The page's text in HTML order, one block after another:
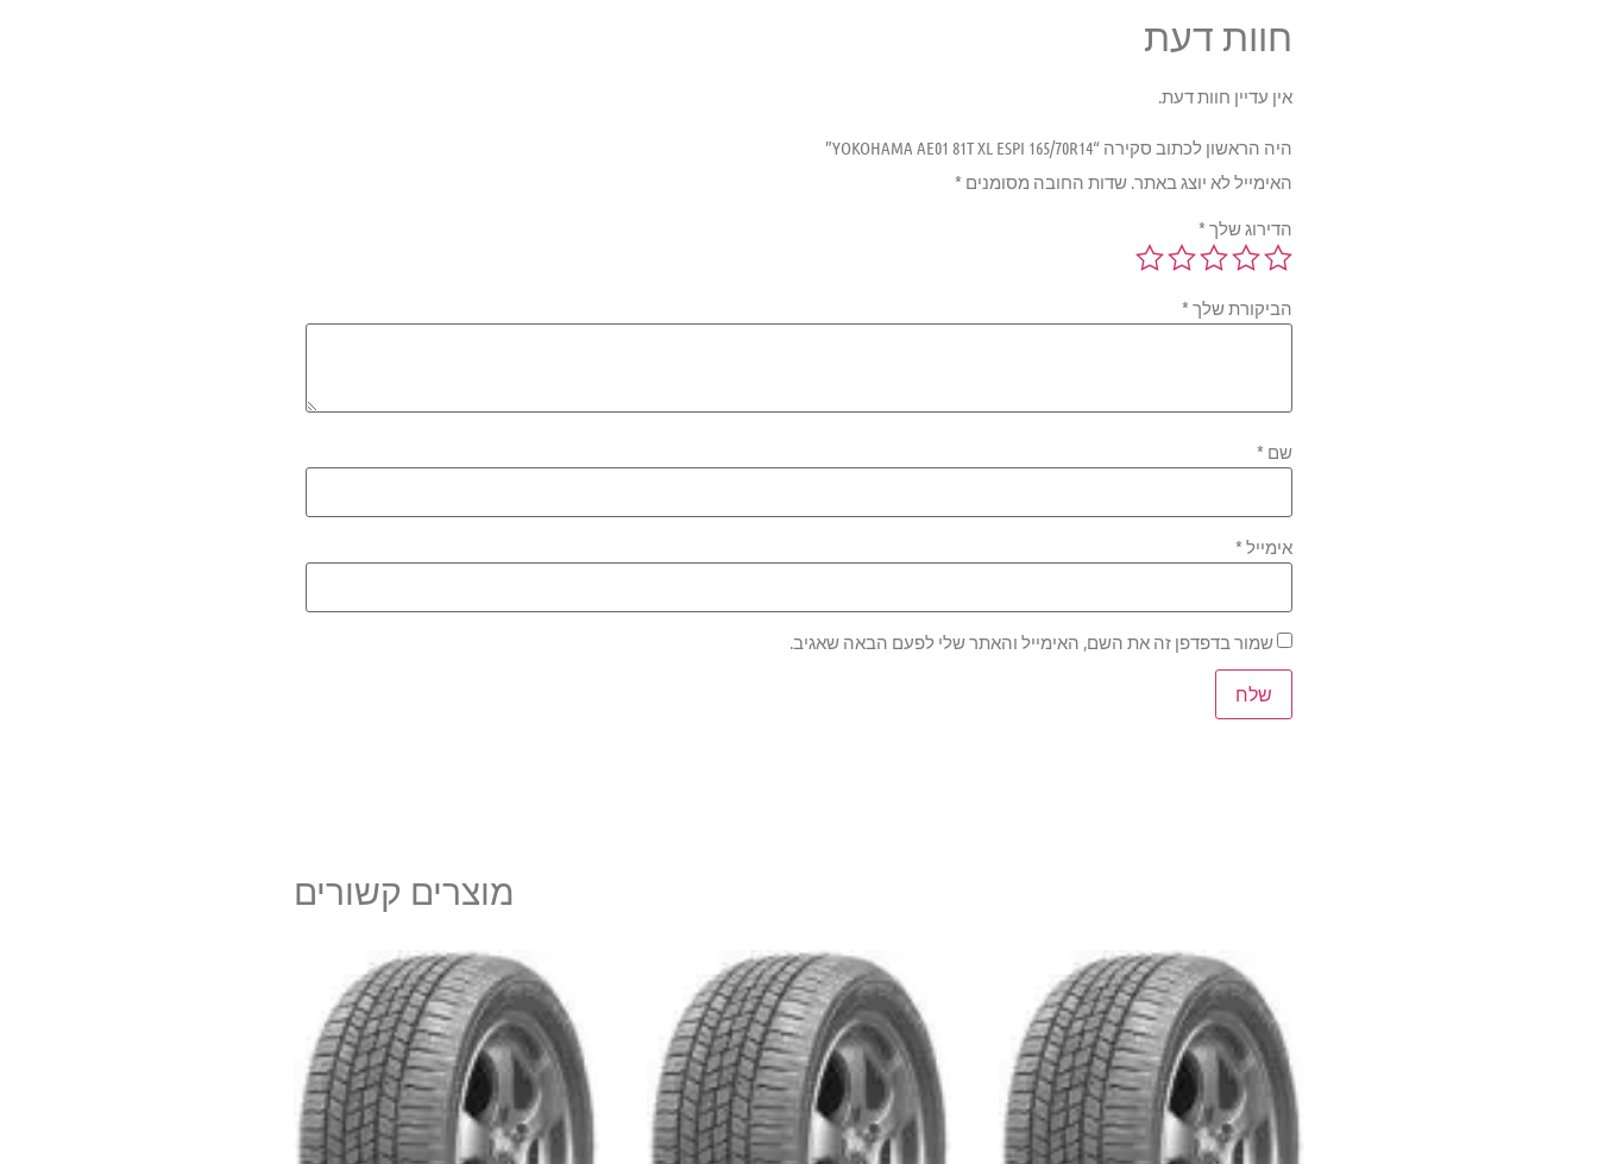
חוות דעת
אין עדיין חוות דעת.
היה הראשון לכתוב סקירה “YOKOHAMA AE01 81T XL ESPI 165/70R14”
האימייל לא יוצג באתר. שדות החובה מסומנים *
הדירוג שלך *
הביקורת שלך *
שם *
אימייל *
שמור בדפדפן זה את השם, האימייל והאתר שלי לפעם הבאה שאגיב.
מוצרים קשורים